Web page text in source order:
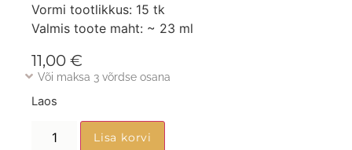
Vormi tootlikkus: 15 tk
Valmis toote maht: ~ 23 ml
11,00 €
Või maksa 3 võrdse osana
Laos
Lisa korvi